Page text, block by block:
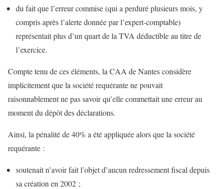
du fait que l’erreur commise (qui a perduré plusieurs mois, y
compris après l’alerte donnée par l’expert-comptable)
représentait plus d’un quart de la TVA déductible au titre de
l’exercice.
Compte tenu de ces éléments, la CAA de Nantes considère
implicitement que la société requérante ne pouvait
raisonnablement ne pas savoir qu’elle commettait une erreur au
moment du dépôt des déclarations.
Ainsi, la pénalité de 40% a été appliquée alors que la société
requérante :
soutenait n’avoir fait l’objet d’aucun redressement fiscal depuis
sa création en 2002 ;